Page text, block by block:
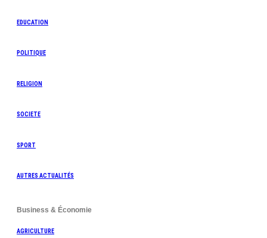
EDUCATION
POLITIQUE
RELIGION
SOCIETE
SPORT
AUTRES ACTUALITÉS
Business & Économie
AGRICULTURE